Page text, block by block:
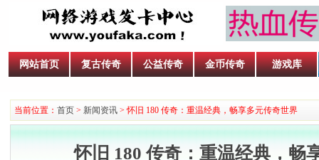
网站首页 复古传奇 公益传奇 金币传奇 游戏库
当前位置： 首页 > 新闻资讯 > 怀旧 180 传奇：重温经典，畅享多元传奇世界​
怀旧 180 传奇：重温经典，畅